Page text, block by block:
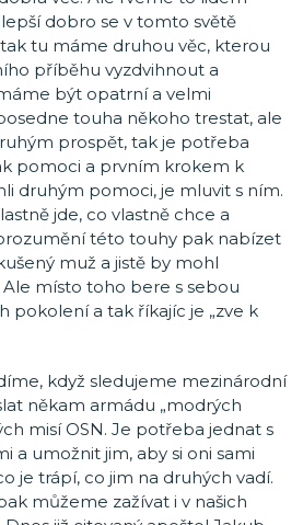
dobro se v tomto světě
tu máme druhou věc, kterou
příběhu vyzdvihnout a
být opatrní a velmi
touha někoho trestat, ale
prospět, tak je potřeba
pomoci a prvním krokem k
druhým pomoci, je mluvit s ním.
jde, co vlastně chce a
této touhy pak nabízet
muž a jistě by mohl
Ale místo toho bere s sebou
pokolení a tak říkajíc je „zve k
když sledujeme mezinárodní
někam armádu „modrých
misí OSN. Je potřeba jednat s
a umožnit jim, aby si oni sami
je trápí, co jim na druhých vadí.
můžeme zažívat i v našich